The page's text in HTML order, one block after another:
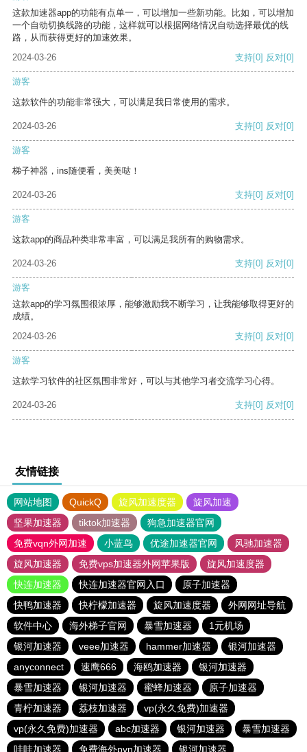
这款加速器app的功能有点单一，可以增加一些新功能。比如，可以增加
一个自动切换线路的功能，这样就可以根据网络情况自动选择最优的线
路，从而获得更好的加速效果。
2024-03-26
支持[0] 反对[0]
游客
这款软件的功能非常强大，可以满足我日常使用的需求。
2024-03-26 支持[0] 反对[0]
游客
梯子神器，ins随便看，美美哒！
2024-03-26 支持[0] 反对[0]
游客
这款app的商品种类非常丰富，可以满足我所有的购物需求。
2024-03-26 支持[0] 反对[0]
游客
这款app的学习氛围很浓厚，能够激励我不断学习，让我能够取得更好的
成绩。
2024-03-26
支持[0] 反对[0]
游客
这款学习软件的社区氛围非常好，可以与其他学习者交流学习心得。
2024-03-26 支持[0] 反对[0]
友情链接
网站地图 QuickQ 旋风加速度器
旋风加速
坚果加速器
tiktok加速器
狗急加速器官网
免费vqn外网加速
小蓝鸟 优途加速器官网
风驰加速器
旋风加速器
免费vps加速器外网苹果版
旋风加速度器
快连加速器
快连加速器官网入口
原子加速器
快鸭加速器
快柠檬加速器 旋风加速度器
外网网址导航
软件中心
海外梯子官网 暴雪加速器
1元机场
银河加速器
veee加速器 hammer加速器
银河加速器
anyconnect
速鹰666 海鸥加速器
银河加速器
暴雪加速器
银河加速器 蜜蜂加速器
原子加速器
青柠加速器
荔枝加速器
vp(永久免费)加速器
vp(永久免费)加速器
abc加速器 银河加速器
暴雪加速器
哇哇加速器
免费海外pvn加速器 银河加速器